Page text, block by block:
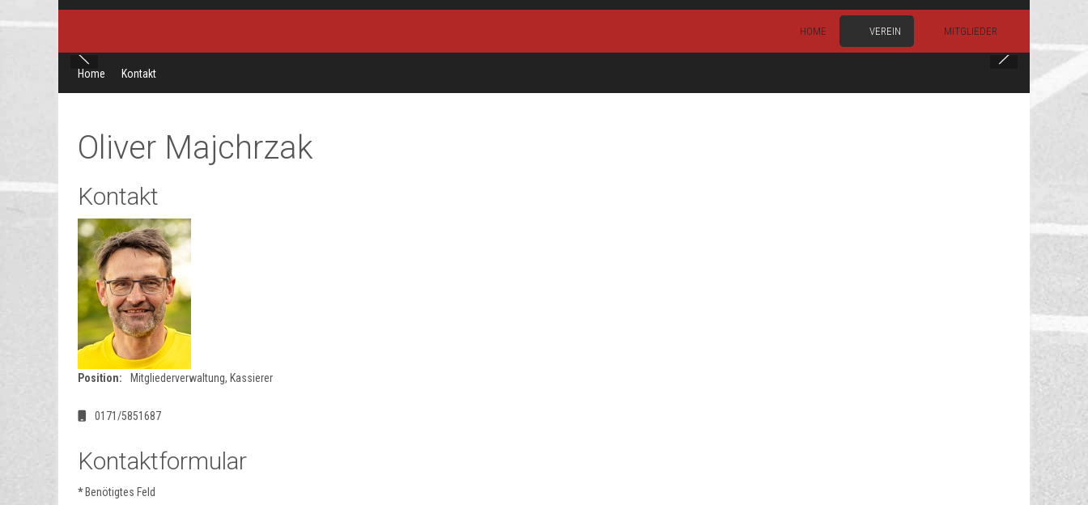
HOME VEREIN MITGLIEDER
Home Kontakt
Oliver Majchrzak
Kontakt
Position: Mitgliederverwaltung, Kassierer
Mobil:
0171/5851687
Kontaktformular
*Benötigtes Feld